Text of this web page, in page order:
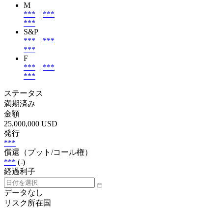
M
*** | ***
***
S&P
*** | ***
***
F
*** | ***
***
ステータス
満期済み
金額
25,000,000 USD
発行
***
償還（プット/コール権）
*** (-)
経過利子
データなし
リスク所在国